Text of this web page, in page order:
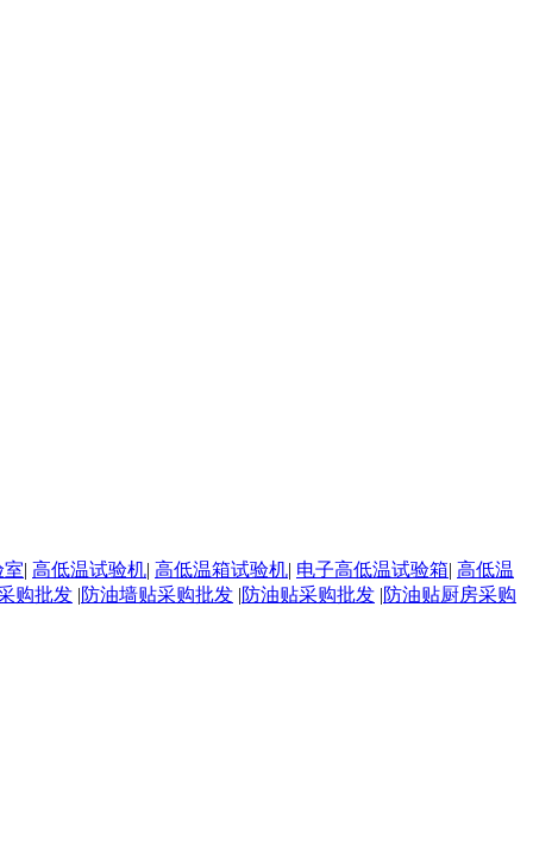
室| 高低温试验机| 高低温箱试验机| 电子高低温试验箱| 高低温
购批发 |防油墙贴采购批发 |防油贴采购批发 |防油贴厨房采购